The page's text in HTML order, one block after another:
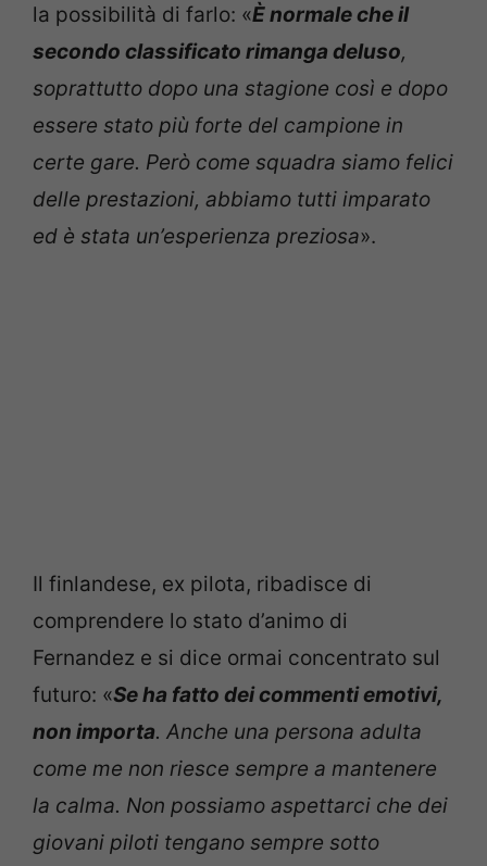
la possibilità di farlo: «È normale che il
secondo classificato rimanga deluso,
soprattutto dopo una stagione così e dopo
essere stato più forte del campione in
certe gare. Però come squadra siamo felici
delle prestazioni, abbiamo tutti imparato
ed è stata un’esperienza preziosa».
Il finlandese, ex pilota, ribadisce di
comprendere lo stato d’animo di
Fernandez e si dice ormai concentrato sul
futuro: «Se ha fatto deicommenti emotivi,
non importa. Anche una persona adulta
come me non riesce sempre a mantenere
la calma. Non possiamo aspettarci che dei
giovani piloti tengano sempre sotto